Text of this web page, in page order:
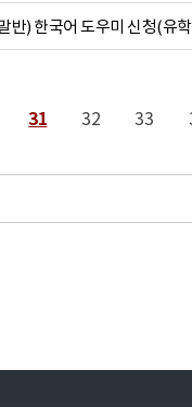
반) 한국어 도우미 신청(유
31 32 33